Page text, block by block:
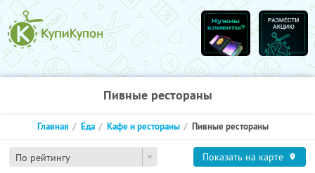
Пивные рестораны
По рейтингу
Главная Еда Кафе и рестораны Пивные рестораны
Показать на карте